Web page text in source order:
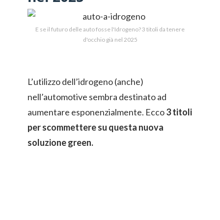
E se il futuro delle auto fosse l'Idrogeno? 3 titoli da tenere
d'occhio già nel 2025
L’utilizzo dell’idrogeno (anche)
nell’automotive sembra destinato ad
aumentare esponenzialmente. Ecco3 titoli
per scommettere su questa nuova
soluzione green.